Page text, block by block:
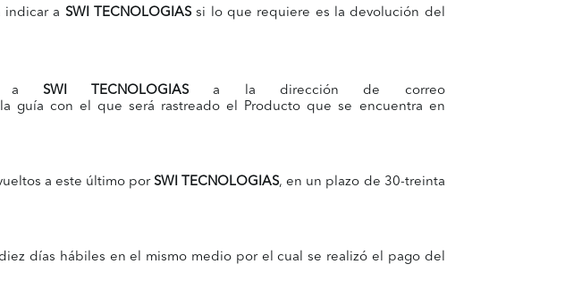
indicar a SWI TECNOLOGIASsi lo que requiere es la devolución del
a SWI TECNOLOGIAS
a la dirección de correo
guía con el que será rastreado el Producto que se encuentra en
a este último porSWI TECNOLOGIAS, en un plazo de 30-treinta
días hábiles en el mismo medio por el cual se realizó el pago del